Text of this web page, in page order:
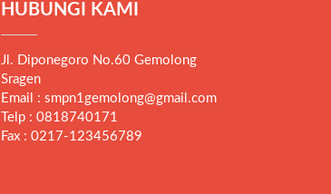
HUBUNGI KAMI
Jl. Diponegoro No.60 Gemolong
Sragen
Email : smpn1gemolong@gmail.com
Telp : 0818740171
Fax : 0217-123456789